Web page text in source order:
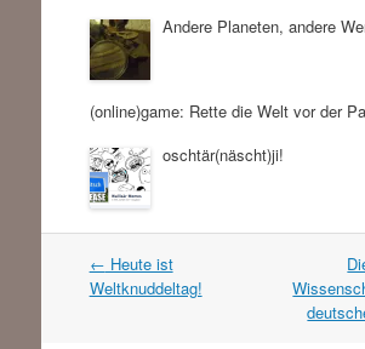
Andere Planeten, andere
(online)game: Rette die Welt vor der
oschtär(näscht)ji!
Artikel
Navigation
← Heute ist
Weltknuddeltag!